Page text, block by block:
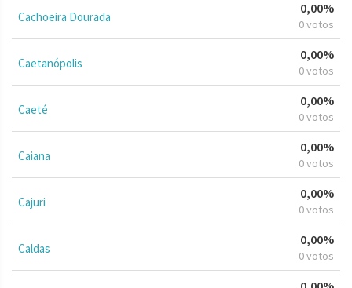
Cachoeira Dourada
0,00%
0 votos
Caetanópolis
0,00%
0 votos
Caeté
0,00%
0 votos
Caiana
0,00%
0 votos
Cajuri
0,00%
0 votos
Caldas
0,00%
0 votos